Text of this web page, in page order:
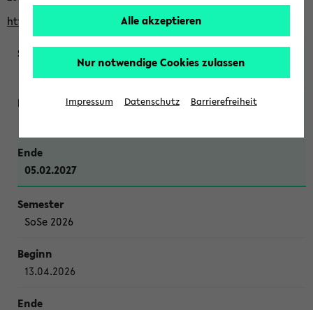
https://ekvv.uni-bielefeld.de/ws/calendar?vz
WiSe 2026/2027
05.02.2027
SoSe 2026
13.04.2026
Alle akzeptieren
Nur notwendige Cookies zulassen
Impressum Datenschutz Barrierefreiheit